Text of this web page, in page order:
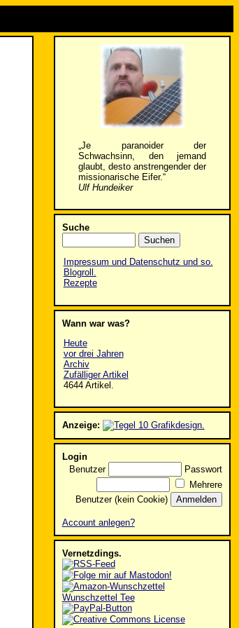
„Je paranoider der
Schwachsinn, den jemand
glaubt, desto anstrengender der
missionarische Eifer.“
Ulf Hundeiker
Suche
Impressum und Datenschutz und so.
Blogroll.
Rezepte
Wann war was?
Heute
vor drei Jahren
Archiv
Zufälliger Artikel
4644 Artikel.
Anzeige:
Login
Benutzer
Passwort
Mehrere
Benutzer (kein Cookie)
Account anlegen?
Vernetzdings.
Wunschzettel Tee